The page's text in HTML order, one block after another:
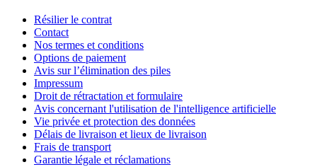
Résilier le contrat
Contact
Nos termes et conditions
Options de paiement
Avis sur l’élimination des piles
Impressum
Droit de rétractation et formulaire
Avis concernant l'utilisation de l'intelligence artificielle
Vie privée et protection des données
Délais de livraison et lieux de livraison
Frais de transport
Garantie légale et réclamations